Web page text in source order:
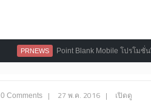
Point Blank Mobile โปรโมชั่นปืนแรง
0 Comments | 27 พ.ค. 2016 | เปิดดู